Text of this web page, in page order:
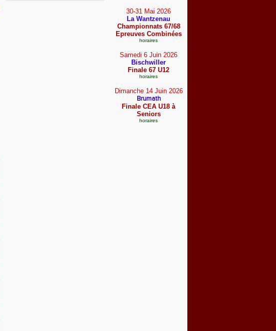
30-31 Mai 2026
La Wantzenau
Championnats 67/68
Epreuves Combinées
horaires
Samedi 6 Juin 2026
Bischwiller
Finale 67 U12
horaires
Dimanche 14 Juin2026
Brumath
Finale CEA U18 à
Seniors
horaires